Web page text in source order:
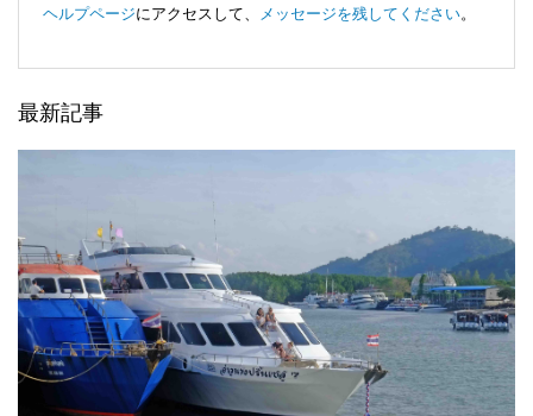
ヘルプページにアクセスして、 メッセージを残してください。
最新記事